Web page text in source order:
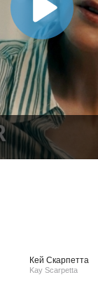
Кей Скарпетта
Kay Scarpetta